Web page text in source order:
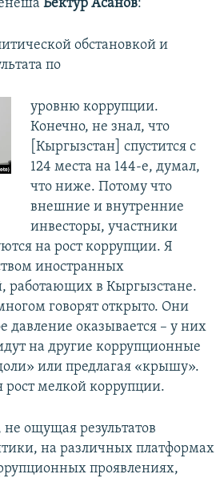
Бектур Асанов:
обстановкой и
по
уровню коррупции.
Конечно, не знал, что
[Кыргызстан] спустится с
124 места на 144-е, думал,
что ниже. Потому что
внешние и внутренние
инвесторы, участники
на рост коррупции. Я
иностранных
работающих в Кыргызстане.
говорят открыто. Они
давление оказывается – у них
на другие коррупционные
или предлагая «крышу».
рост мелкой коррупции.
ощущая результатов
на различных платформах
проявлениях,